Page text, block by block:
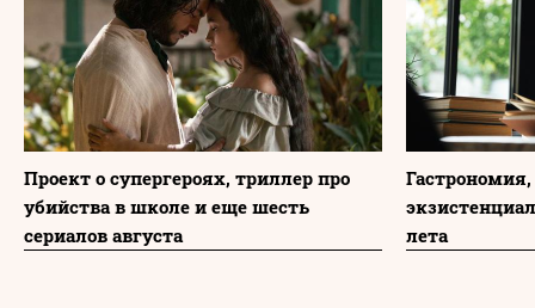
Проект о супергероях, триллер про
убийства в школе и еще шесть
сериалов августа
лета